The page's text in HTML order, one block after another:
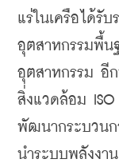
แร่ในเครือได้รับ
อุตสาหกรรมพื้น
อุตสาหกรรม อีก
สิ่งแวดล้อม ISO
พัฒนากระบวนก
นำระบบพลังงา